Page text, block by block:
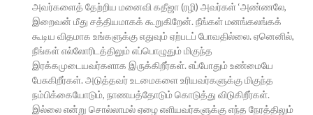
அவர்களைத் தேற்றிய மனைவி கதீஜா (ரழி) அவர்கள் ‘அண்ணலே,
இறைவன் மீது சத்தியமாகக் கூறுகிறேன். நீங்கள் மனங்கலங்கக்
கூடிய விதமாக உங்களுக்கு எதுவும் ஏற்படப் போவதில்லை. ஏனெனில்,
நீங்கள் எல்லோரிடத்திலும் எப்பொழுதும் மிகுந்த
இரக்கமுடையவர்களாக இருக்கிறீர்கள். எப்போதும் உண்மையே
பேசுகிறீர்கள். அடுத்தவர் உடமைகளை உரியவர்களுக்கு மிகுந்த
நம்பிக்கையோடும், நாணயத்தோடும் கொடுத்து விடுகிறீர்கள்.
இல்லை என்று சொல்லாமல் ஏழை எளியவர்களுக்கு எந்த நேரத்திலும்